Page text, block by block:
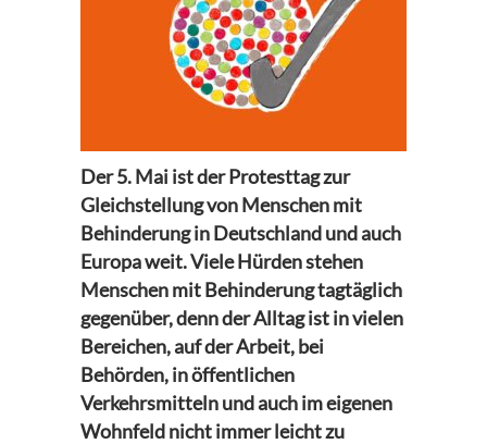
Der 5. Mai ist der Protesttag zur
Gleichstellung von Menschen mit
Behinderung in Deutschland und auch
Europa weit. Viele Hürden stehen
Menschen mit Behinderung tagtäglich
gegenüber, denn der Alltag ist in vielen
Bereichen, auf der Arbeit, bei
Behörden, in öffentlichen
Verkehrsmitteln und auch im eigenen
Wohnfeld nicht immer leicht zu